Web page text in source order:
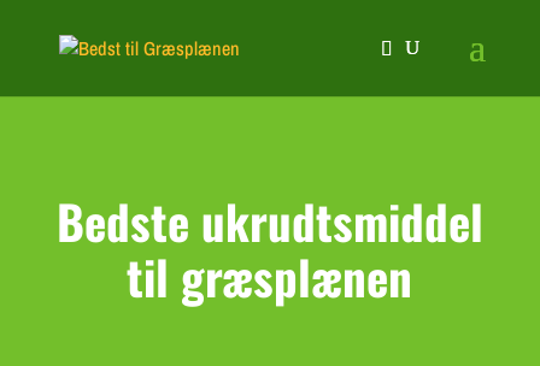
Bedste ukrudtsmiddel
til græsplænen